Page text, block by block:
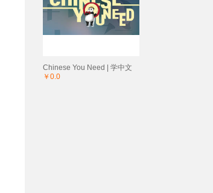
Chinese You Need | 学中文
￥0.0